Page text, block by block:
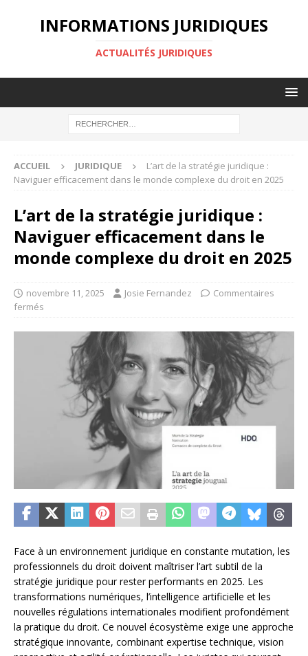
INFORMATIONS JURIDIQUES
ACTUALITÉS JURIDIQUES
ACCUEIL JURIDIQUE
L’art de la stratégie juridique :
Naviguer efficacement dans le monde complexe du droit en 2025
L’art de la stratégie juridique :
Naviguer efficacement dans le
monde complexe du droit en 2025
novembre 11, 2025 Josie Fernandez
Commentaires
fermés
Face à un environnement juridique en constante mutation, les
professionnels du droit doivent maîtriser l’art subtil de la
stratégie juridique pour rester performants en 2025. Les
transformations numériques, l’intelligence artificielle et les
nouvelles régulations internationales modifient profondément
la pratique du droit. Ce nouvel écosystème exige une approche
stratégique innovante, combinant expertise technique, vision